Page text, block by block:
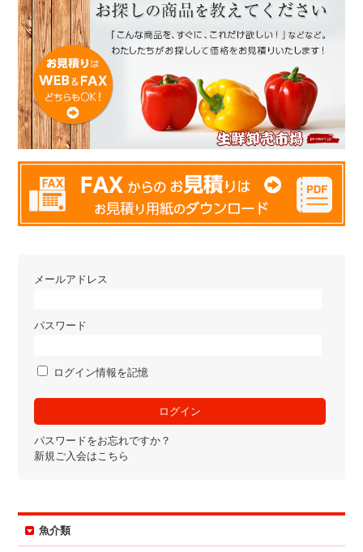
メールアドレス
パスワード
ログイン情報を記憶
パスワードをお忘れですか？
新規ご入会はこちら
魚介類